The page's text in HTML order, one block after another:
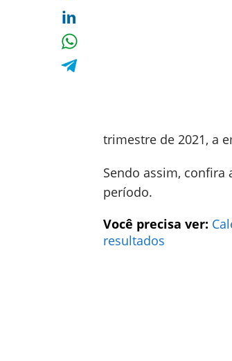
trimestre de 2021, a
Sendo assim,
período.
Você precisa ver:
resultados